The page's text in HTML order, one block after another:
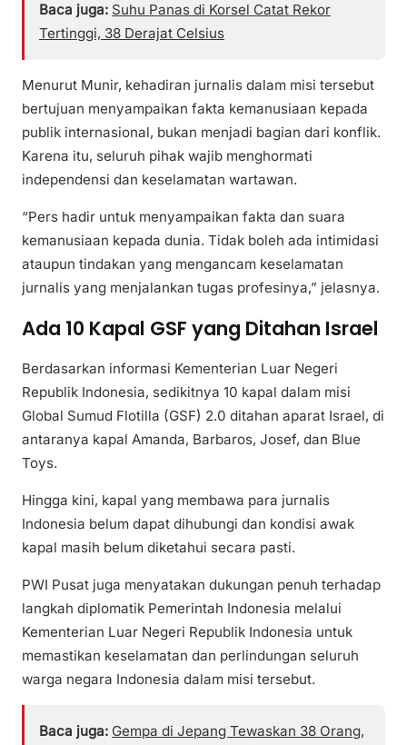
Baca juga: Suhu Panas di Korsel Catat Rekor
Tertinggi, 38 Derajat Celsius
Menurut Munir, kehadiran jurnalis dalam misi tersebut
bertujuan menyampaikan fakta kemanusiaan kepada
publik internasional, bukan menjadi bagian dari konflik.
Karena itu, seluruh pihak wajib menghormati
independensi dan keselamatan wartawan.
“Pers hadir untuk menyampaikan fakta dan suara
kemanusiaan kepada dunia. Tidak boleh ada intimidasi
ataupun tindakan yang mengancam keselamatan
jurnalis yang menjalankan tugas profesinya,” jelasnya.
Ada 10 Kapal GSF yang Ditahan Israel
Berdasarkan informasi Kementerian Luar Negeri
Republik Indonesia, sedikitnya 10 kapal dalam misi
Global Sumud Flotilla (GSF) 2.0 ditahan aparat Israel, di
antaranya kapal Amanda, Barbaros, Josef, dan Blue
Toys.
Hingga kini, kapal yang membawa para jurnalis
Indonesia belum dapat dihubungi dan kondisi awak
kapal masih belum diketahui secara pasti.
PWI Pusat juga menyatakan dukungan penuh terhadap
langkah diplomatik Pemerintah Indonesia melalui
Kementerian Luar Negeri Republik Indonesia untuk
memastikan keselamatan dan perlindungan seluruh
warga negara Indonesia dalam misi tersebut.
Baca juga: Gempa di Jepang Tewaskan 38 Orang,